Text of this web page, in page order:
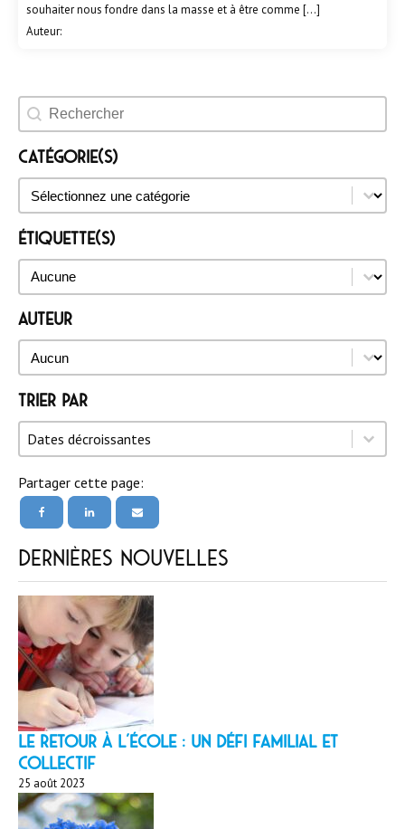
souhaiter nous fondre dans la masse et à être comme […]
Auteur:
Rechercher un évènement
Catégorie(s)
Catégorie(s)
Catégorie(s)
Étiquette(s)
Étiquette(s)
Étiquette(s)
Auteur
Auteur
Auteur
Trier par
Trier par
Trier par
Dates décroissantes
Trier par
Partager cette page:
Dernières nouvelles
LE RETOUR À L’ÉCOLE : un défi familial et
collectif
25 août 2023